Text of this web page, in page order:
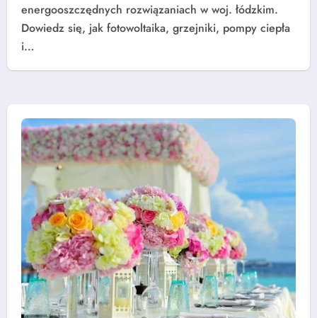
energooszczędnych rozwiązaniach w woj. łódzkim.
Dowiedz się, jak fotowoltaika, grzejniki, pompy ciepła
i…